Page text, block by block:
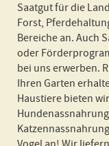
Saatgut für die
Forst,
Bereiche an. Auch
oder
bei uns erwerben.
Ihren Garten
Haustiere bieten